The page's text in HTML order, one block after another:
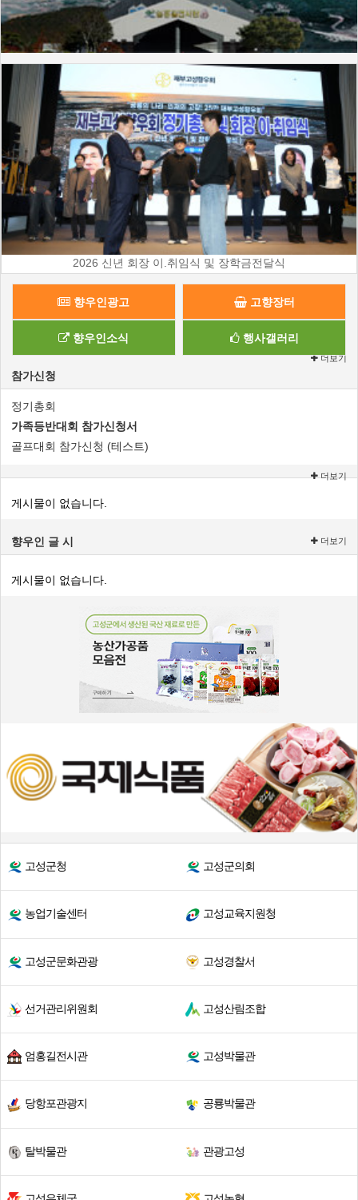
2026 신년 회장 이.취임식 및 장학금전달식
향우인광고 고향장터
향우인소식 행사갤러리
참가신청
정기총회
가족등반대회 참가신청서
골프대회 참가신청 (테스트)
더보기
게시물이 없습니다.
더보기
향우인 글 시
게시물이 없습니다.
더보기
고성군청 고성군의회
농업기술센터 고성교육지원청
고성군문화관광 고성경찰서
선거관리위원회 고성산림조합
엄홍길전시관 고성박물관
당항포관광지 공룡박물관
탈박물관 관광고성